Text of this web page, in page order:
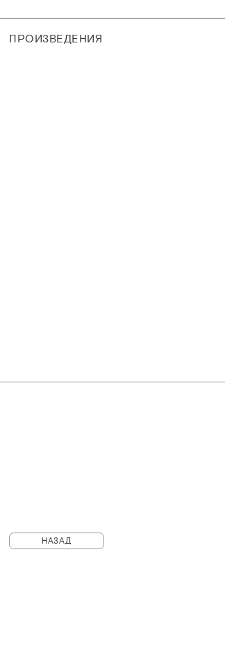
ПРОИЗВЕДЕНИЯ
НАЗАД